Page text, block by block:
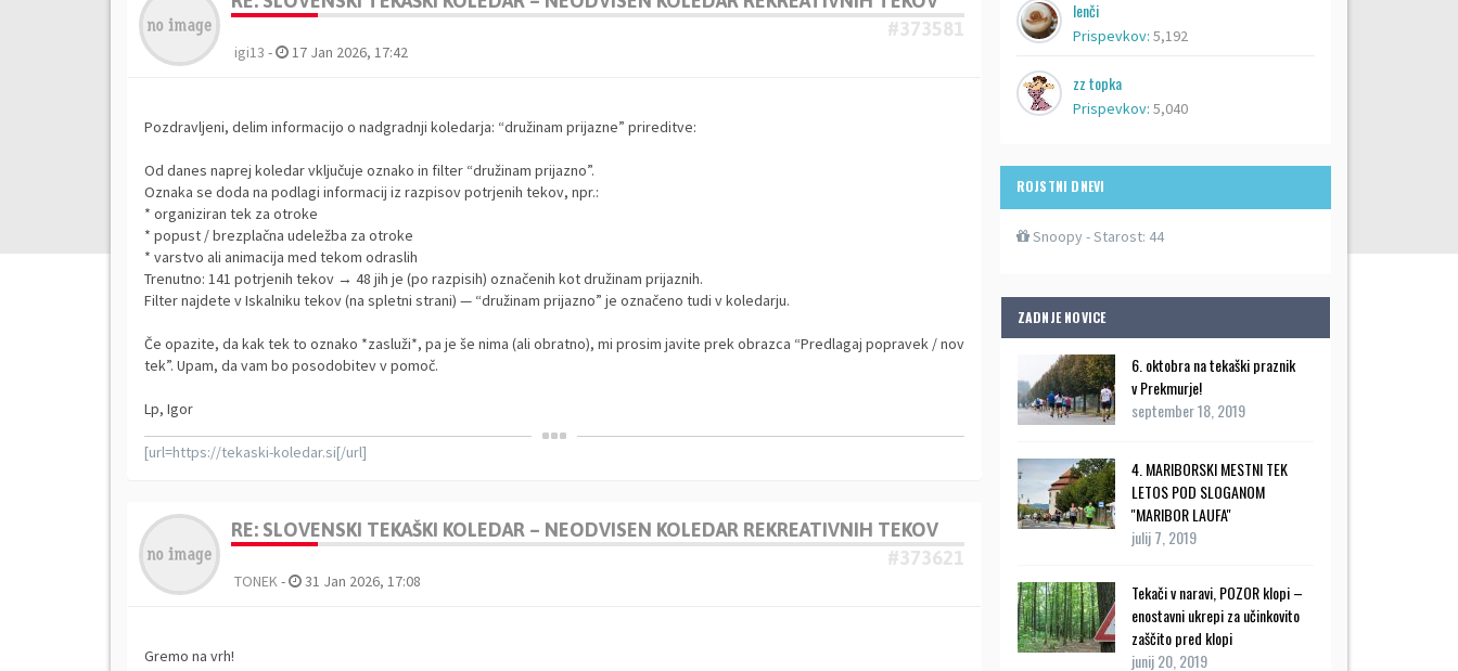
lenči
Prispevkov: 5,192
zz topka
Prispevkov: 5,040
ROJSTNI DNEVI
Snoopy - Starost: 44
ZADNJE NOVICE
6. oktobra na tekaški praznik
v Prekmurje!
september 18, 2019
4. MARIBORSKI MESTNI TEK
LETOS POD SLOGANOM
''MARIBOR LAUFA''
julij 7, 2019
Tekači v naravi, POZOR klopi –
enostavni ukrepi za učinkovito
zaščito pred klopi
junij 20, 2019
#373581
igi13 - 17 Jan 2026, 17:42
Pozdravljeni, delim informacijo o nadgradnji koledarja: “družinam prijazne” prireditve:
Od danes naprej koledar vključuje oznako in filter “družinam prijazno”.
Oznaka se doda na podlagi informacij iz razpisov potrjenih tekov, npr.:
* organiziran tek za otroke
* popust / brezplačna udeležba za otroke
* varstvo ali animacija med tekom odraslih
Trenutno: 141 potrjenih tekov → 48 jih je (po razpisih) označenih kot družinam prijaznih.
Filter najdete v Iskalniku tekov (na spletni strani) — “družinam prijazno” je označeno tudi v koledarju.
Če opazite, da kak tek to oznako *zasluži*, pa je še nima (ali obratno), mi prosim javite prek obrazca “Predlagaj popravek / nov
tek”. Upam, da vam bo posodobitev v pomoč.
Lp, Igor
[url=https://tekaski-koledar.si[/url]
RE: SLOVENSKI TEKAŠKI KOLEDAR – NEODVISEN KOLEDAR REKREATIVNIH TEKOV
#373621
TONEK- 31 Jan 2026, 17:08
Gremo na vrh!